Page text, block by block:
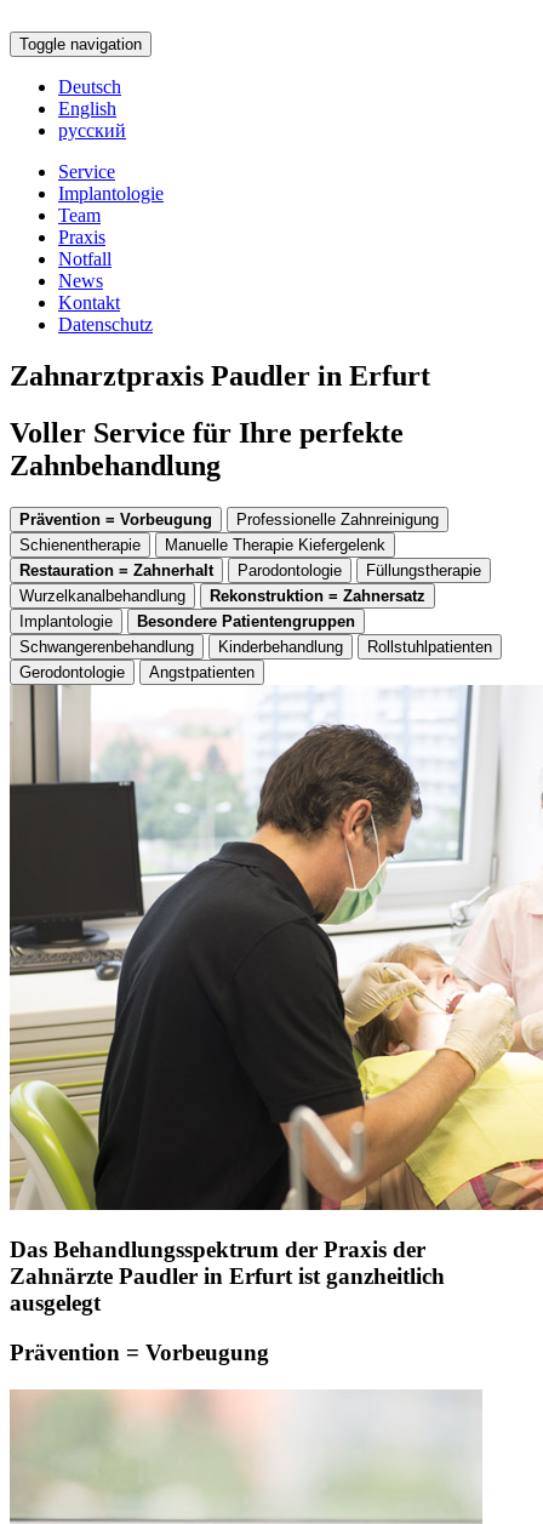
Toggle navigation
Deutsch
English
русский
Service
Implantologie
Team
Praxis
Notfall
News
Kontakt
Datenschutz
Zahnarztpraxis Paudler in Erfurt
Voller Service für Ihre perfekte
Zahnbehandlung
Prävention = Vorbeugung
Professionelle Zahnreinigung
Schienentherapie
Manuelle Therapie Kiefergelenk
Restauration = Zahnerhalt
Parodontologie
Füllungstherapie
Wurzelkanalbehandlung
Rekonstruktion = Zahnersatz
Implantologie
Besondere Patientengruppen
Schwangerenbehandlung
Kinderbehandlung
Rollstuhlpatienten
Gerodontologie
Angstpatienten
Das Behandlungsspektrum der Praxis der
Zahnärzte Paudler in Erfurt ist ganzheitlich
ausgelegt
Prävention = Vorbeugung